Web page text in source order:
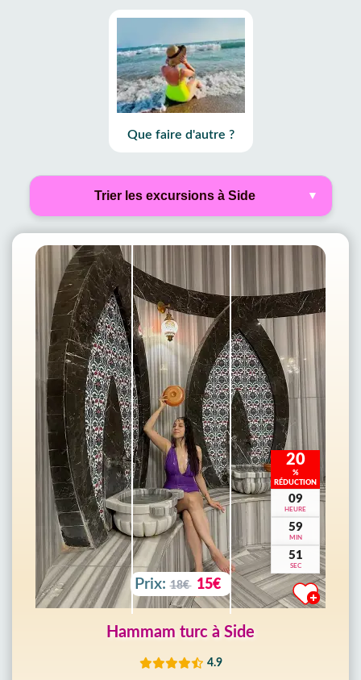
Que faire d'autre ?
Filter Tours
Trier les excursions à Side
20
%
RÉDUCTION
09
HEURE
59
MIN
49
SEC
Prix: 18€ 15€
Hammam turc à Side
4.9